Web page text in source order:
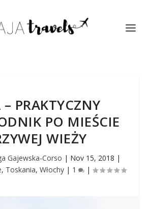
– PRAKTYCZNY
PO MIEŚCIE
WIEŻY
Gajewska-Corso | Nov 15, 2018 |
, Toskania, Włochy | 1 |